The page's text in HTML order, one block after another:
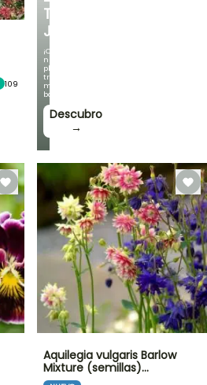
TU
JARDÍN
¡Con
nuestras
plantas
trepadoras
más
bonitas!
Descubro
→
109
Aquilegia vulgaris Barlow
Mixture (semillas)…